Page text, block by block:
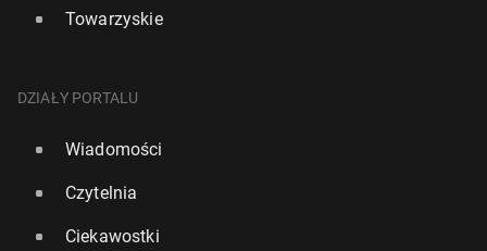
Towarzyskie
DZIAŁY PORTALU
Wiadomości
Czytelnia
Ciekawostki